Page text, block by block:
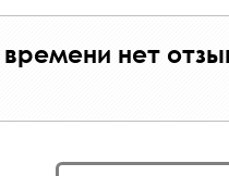
нет